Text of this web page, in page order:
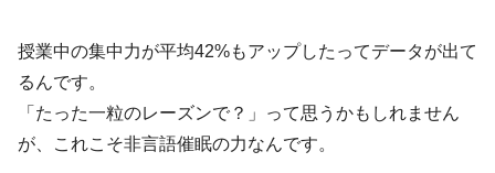
授業中の集中力が平均42%もアップしたってデータが出て
るんです。
「たった一粒のレーズンで？」って思うかもしれません
が、これこそ非言語催眠の力なんです。